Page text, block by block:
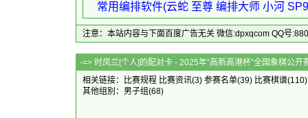
常用编排软件(云蛇 至尊 编排大师 小河
注意：本站内容与下面百度广告无关 微信:dpxqcom QQ号
-=> 时凤兰[个人]的配对卡 - 2025年“高新
相关链接：
比赛规程 比赛资讯(3) 参赛名单(39) 比赛棋谱
其他组别： 男子组(68)